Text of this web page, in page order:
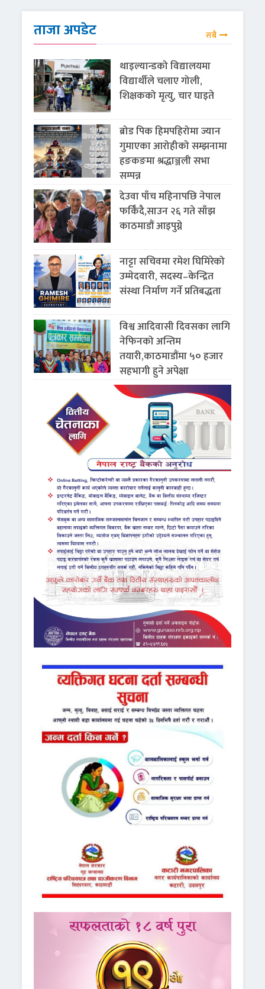
ताजा अपडेट सबै
थाइल्यान्डको विद्यालयमा
विद्यार्थीले चलाए गोली,
शिक्षकको मृत्यु, चार घाइते
ब्रोड पिक हिमपहिरोमा ज्यान
गुमाएका आरोहीको सम्झनामा
हङकङमा श्रद्धाञ्जली सभा
सम्पन्न
देउवा पाँच महिनापछि नेपाल
फर्किँदै,साउन २६ गते साँझ
काठमाडौं आइपुग्ने
नाट्टा सचिवमा रमेश घिमिरेको
उम्मेदवारी, सदस्य–केन्द्रित
संस्था निर्माण गर्ने प्रतिबद्धता
विश्व आदिवासी दिवसका लागि
नेफिनको अन्तिम
तयारी,काठमाडौंमा ५० हजार
सहभागी हुने अपेक्षा